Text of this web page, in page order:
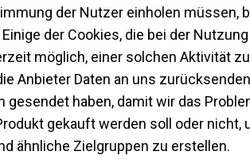
der Nutzer einholen müssen,
der Cookies, die bei der
möglich, einer solchen Aktivität
Anbieter Daten an uns
gesendet haben, damit wir das
gekauft werden soll oder
ähnliche Zielgruppen zu erstellen.